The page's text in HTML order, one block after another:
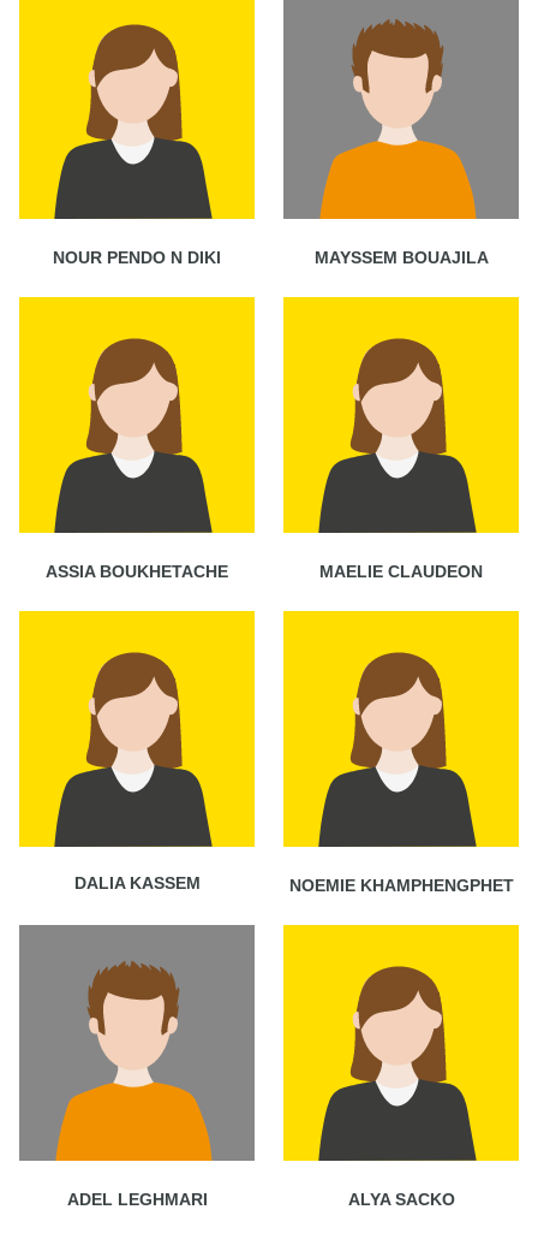
NOUR PENDO N DIKI MAYSSEM BOUAJILA
ASSIA BOUKHETACHE MAELIE CLAUDEON
DALIA KASSEM NOEMIE KHAMPHENGPHET
ADEL LEGHMARI ALYA SACKO